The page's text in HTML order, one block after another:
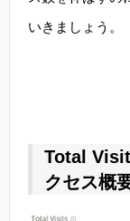
いきましょう。
Total
クセス概